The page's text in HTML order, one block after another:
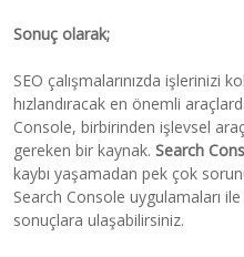
Sonuç olarak;
SEO çalışmalarınızda işlerinizi
hızlandıracak en önemli
Console, birbirinden işlevsel
gereken bir kaynak.Search
kaybı yaşamadan pek çok
Search Console uygulamaları
sonuçlara ulaşabilirsiniz.